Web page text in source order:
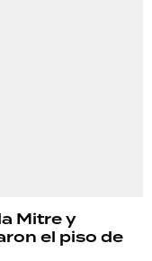
Mitre y
el piso de